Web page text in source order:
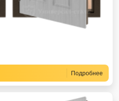
Подробнее